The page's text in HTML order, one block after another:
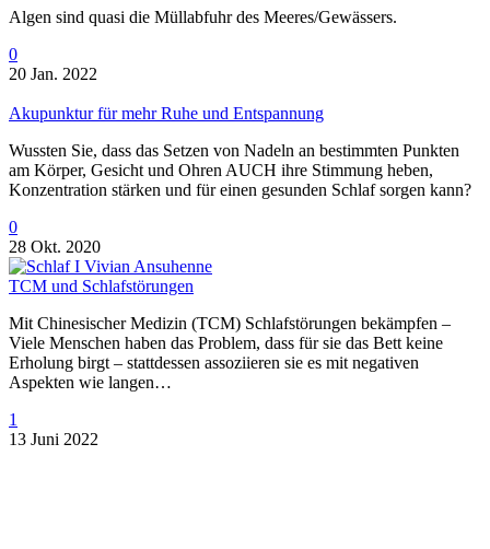
Algen sind quasi die Müllabfuhr des Meeres/Gewässers.
0
20 Jan. 2022
Akupunktur für mehr Ruhe und Entspannung
Wussten Sie, dass das Setzen von Nadeln an bestimmten Punkten
am Körper, Gesicht und Ohren AUCH ihre Stimmung heben,
Konzentration stärken und für einen gesunden Schlaf sorgen kann?
0
28 Okt. 2020
TCM und Schlafstörungen
Mit Chinesischer Medizin (TCM) Schlafstörungen bekämpfen –
Viele Menschen haben das Problem, dass für sie das Bett keine
Erholung birgt – stattdessen assoziieren sie es mit negativen
Aspekten wie langen…
1
13 Juni 2022